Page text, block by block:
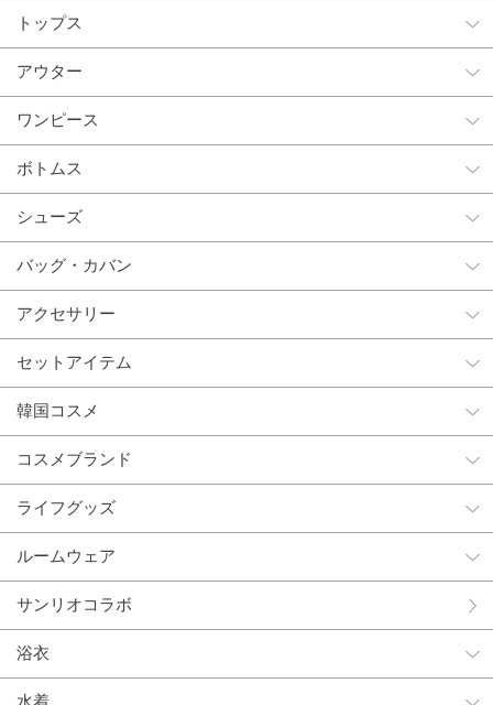
トップス
アウター
ワンピース
ボトムス
シューズ
バッグ・カバン
アクセサリー
セットアイテム
韓国コスメ
コスメブランド
ライフグッズ
ルームウェア
サンリオコラボ
浴衣